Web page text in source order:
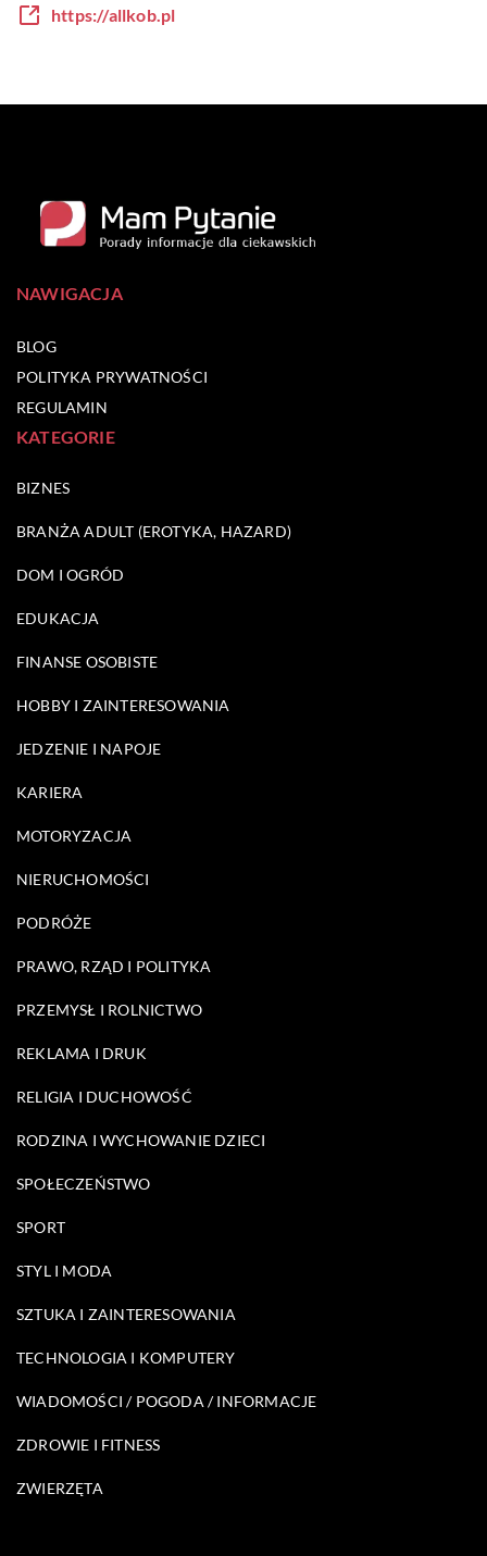
https://allkob.pl
NAWIGACJA
BLOG
POLITYKA PRYWATNOŚCI
REGULAMIN
KATEGORIE
BIZNES
BRANŻA ADULT (EROTYKA, HAZARD)
DOM I OGRÓD
EDUKACJA
FINANSE OSOBISTE
HOBBY I ZAINTERESOWANIA
JEDZENIE I NAPOJE
KARIERA
MOTORYZACJA
NIERUCHOMOŚCI
PODRÓŻE
PRAWO, RZĄD I POLITYKA
PRZEMYSŁ I ROLNICTWO
REKLAMA I DRUK
RELIGIA I DUCHOWOŚĆ
RODZINA I WYCHOWANIE DZIECI
SPOŁECZEŃSTWO
SPORT
STYL I MODA
SZTUKA I ZAINTERESOWANIA
TECHNOLOGIA I KOMPUTERY
WIADOMOŚCI / POGODA / INFORMACJE
ZDROWIE I FITNESS
ZWIERZĘTA